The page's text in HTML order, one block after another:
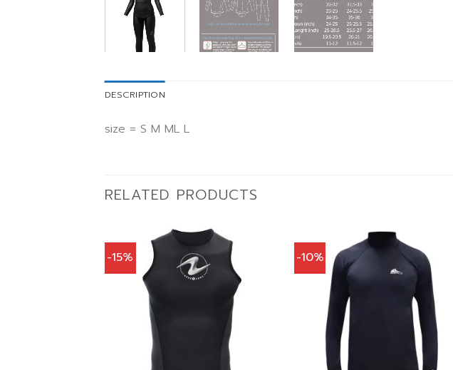
DESCRIPTION
size = S M ML L
RELATED PRODUCTS
-15% -10%